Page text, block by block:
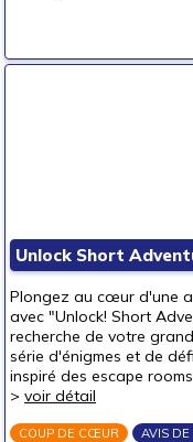
Unlock Short
Plongez au cœur d'une
avec "Unlock! Short
recherche de votre
série d'énigmes et de
inspiré des escape
> voir détail
COUP DE CŒUR AVIS DE